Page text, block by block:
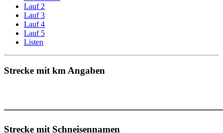
Lauf 2
Lauf 3
Lauf 4
Lauf 5
Listen
Strecke mit km Angaben
Strecke mit Schneisennamen